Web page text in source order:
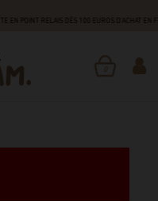
EN POINT RELAIS DÈS 100 EUROS D'ACHAT EN